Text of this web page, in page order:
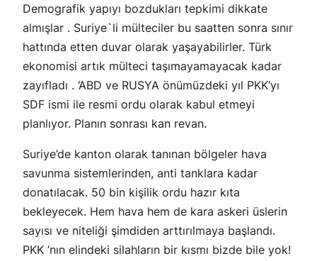
Demografik yapıyı bozdukları tepkimi dikkate
almışlar . Suriye`li mülteciler bu saatten sonra sınır
hattında etten duvar olarak yaşayabilirler. Türk
ekonomisi artık mülteci taşımayamayacak kadar
zayıfladı . ‘ABD ve RUSYA önümüzdeki yıl PKK’yı
SDF ismi ile resmi ordu olarak kabul etmeyi
planlıyor. Planın sonrası kan revan.
Suriye’de kanton olarak tanınan bölgeler hava
savunma sistemlerinden, anti tanklara kadar
donatılacak. 50 bin kişilik ordu hazır kıta
bekleyecek. Hem hava hem de kara askeri üslerin
sayısı ve niteliği şimdiden arttırılmaya başlandı.
PKK ‘nın elindeki silahların bir kısmı bizde bile yok!